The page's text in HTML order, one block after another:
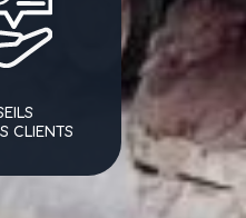
CLIENTS